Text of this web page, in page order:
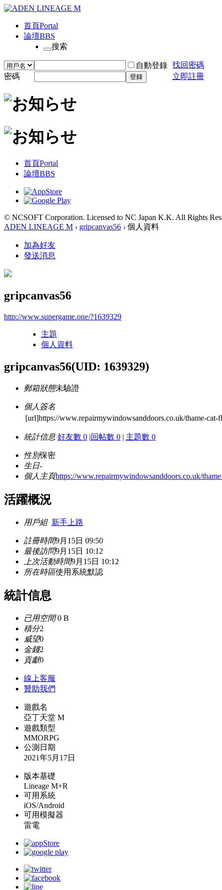
首頁Portal
論壇BBS
搜索
自動登錄 找回密碼
密碼
登錄 立即註冊
首頁Portal
論壇BBS
© NCSOFT Corporation. Licensed to NC Japan K.K. All Rights
ADEN LINEAGE M › gripcanvas56 › 個人資料
加為好友
發送消息
gripcanvas56
http://www.supergame.one/?1639329
主題
個人資料
gripcanvas56(UID: 1639329)
郵箱狀態未驗證
個人簽名
[url]https://www.repairmywindowsanddoors.co.uk/thame-cat-
統計信息 好友數 0 |回帖數 0 | 主題數 0
性別保密
生日-
個人主頁https://www.repairmywindowsanddoors.co.uk/
活躍概況
用戶組 新手上路
註冊時間9月15日 09:50
最後訪問9月15日 10:12
上次活動時間9月15日 10:12
所在時區使用系統默認
統計信息
已用空間0 B
積分2
威望0
金錢2
貢獻0
線上客服
贊助我們
遊戲名
亞丁天堂 M
遊戲類型
MMORPG
公測日期
2021年5月17日
版本基礎
Lineage M+R
可用系統
iOS/Android
可用模擬器
雷電